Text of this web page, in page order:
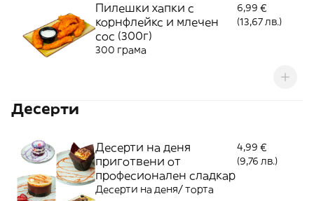
Пилешки хапки с
корнфлейкс и млечен
сос (300г)
6,99 €
(13,67 лв.)
300 грама
Десерти
Десерти на деня
приготвени от
професионален сладкар
4,99 €
(9,76 лв.)
Десерти на деня/ торта